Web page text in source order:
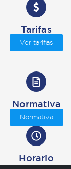
Tarifas
Ver tarifas
Normativa
Normativa
Horario